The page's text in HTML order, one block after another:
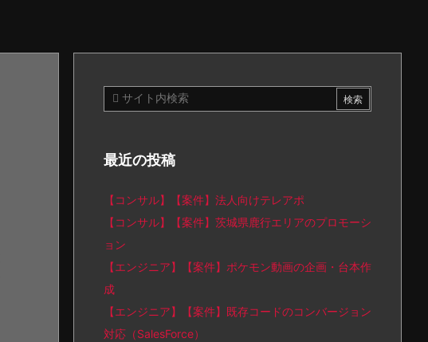
最近の投稿
【コンサル】【案件】法人向けテレアポ
【コンサル】【案件】茨城県鹿行エリアのプロモーシ
ョン
【エンジニア】【案件】ポケモン動画の企画・台本作
成
【エンジニア】【案件】既存コードのコンバージョン
対応（SalesForce）